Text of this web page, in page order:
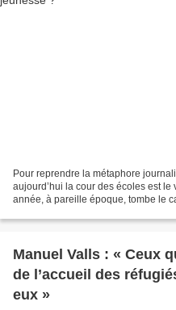
Pour reprendre la métaphore
aujourd’hui la cour des écoles est
année, à pareille époque, tombe le
Manuel Valls : « Ceux
de l’accueil des
eux »